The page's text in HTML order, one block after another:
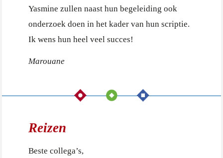
Yasmine zullen naast hun begeleiding ook
onderzoek doen in het kader van hun scriptie.
Ik wens hun heel veel succes!
Marouane
Reizen
Beste collega’s,